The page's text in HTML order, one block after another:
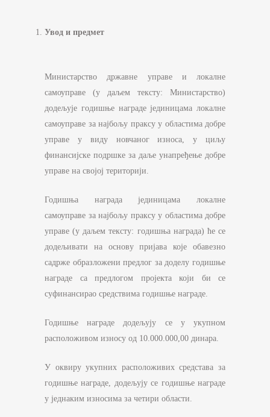
Увод и предмет
Министарство државне управе и локалне
самоуправе (у даљем тексту: Министарство)
додељује годишње награде јединицама локалне
самоуправе за најбољу праксу у областима добре
управе у виду новчаног износа, у циљу
финансијске подршке за даље унапређење добре
управе на својој територији.
Годишња награда јединицама локалне
самоуправе за најбољу праксу у областима добре
управе (у даљем тексту: годишња награда) ће се
додељивати на основу пријава које обавезно
садрже образложени предлог за доделу годишње
награде са предлогом пројекта који би се
суфинансирао средствима годишње награде.
Годишње награде додељују се у укупном
расположивом износу од 10.000.000,00 динара.
У оквиру укупних расположивих средстава за
годишње награде, додељују се годишње награде
у једнаким износима за четири области.